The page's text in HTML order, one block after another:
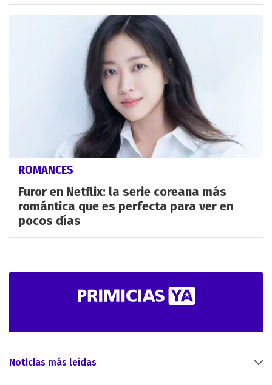
ROMANCES
Furor en Netflix: la serie coreana más
romántica que es perfecta para ver en
pocos días
Noticias más leídas